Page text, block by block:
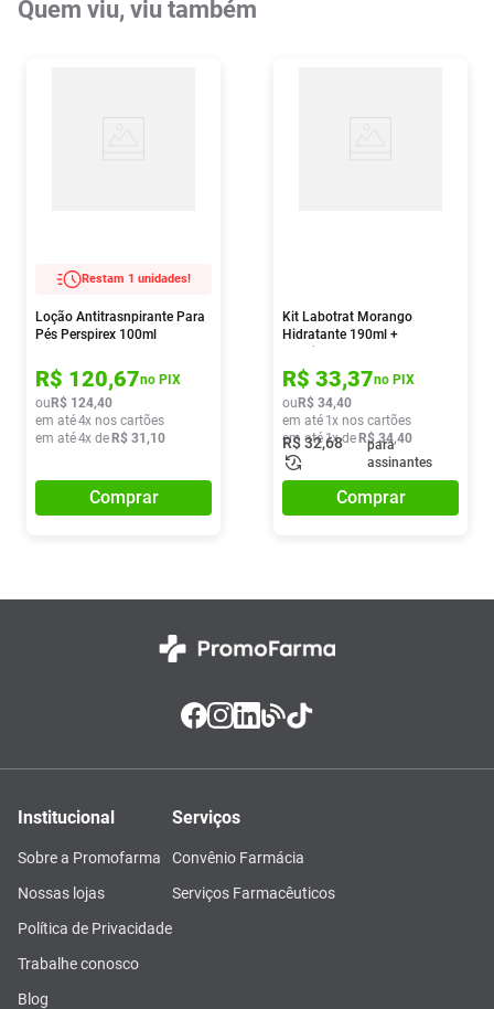
Quem viu, viu também
Restam 1 unidades!
Loção Antitrasnpirante Para
Pés Perspirex 100ml
R$ 120,67no PIX
ou R$ 124,40
em até4x nos cartões
em até4x de R$ 31 ,10
Comprar
Kit Labotrat Morango
Hidratante 190ml +
R$ 33,37no PIX
ou R$ 34,40
em até 1x nos cartões
em até1x de R$ 34,40
R$32,68
para
assinantes
Comprar
Institucional
Sobre a Promofarma
Nossas lojas
Política de Privacidade
Trabalhe conosco
Blog
Serviços
Convênio Farmácia
Serviços Farmacêuticos